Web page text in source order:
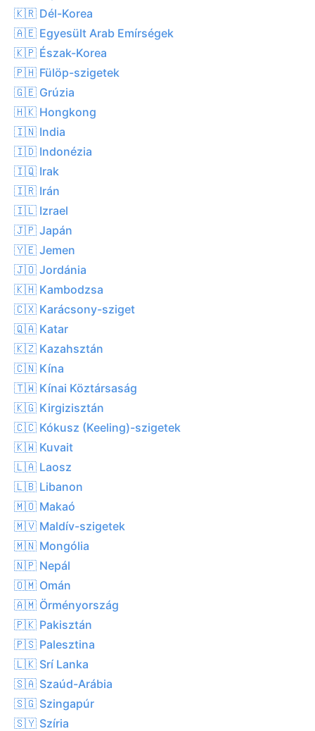
🇰🇷 Dél-Korea
🇦🇪 Egyesült Arab Emírségek
🇰🇵 Észak-Korea
🇵🇭 Fülöp-szigetek
🇬🇪 Grúzia
🇭🇰 Hongkong
🇮🇳 India
🇮🇩 Indonézia
🇮🇶 Irak
🇮🇷 Irán
🇮🇱 Izrael
🇯🇵 Japán
🇾🇪 Jemen
🇯🇴 Jordánia
🇰🇭 Kambodzsa
🇨🇽 Karácsony-sziget
🇶🇦 Katar
🇰🇿 Kazahsztán
🇨🇳 Kína
🇹🇼 Kínai Köztársaság
🇰🇬 Kirgizisztán
🇨🇨 Kókusz (Keeling)-szigetek
🇰🇼 Kuvait
🇱🇦 Laosz
🇱🇧 Libanon
🇲🇴 Makaó
🇲🇻 Maldív-szigetek
🇲🇳 Mongólia
🇳🇵 Nepál
🇴🇲 Omán
🇦🇲 Örményország
🇵🇰 Pakisztán
🇵🇸 Palesztina
🇱🇰 Srí Lanka
🇸🇦 Szaúd-Arábia
🇸🇬 Szingapúr
🇸🇾 Szíria